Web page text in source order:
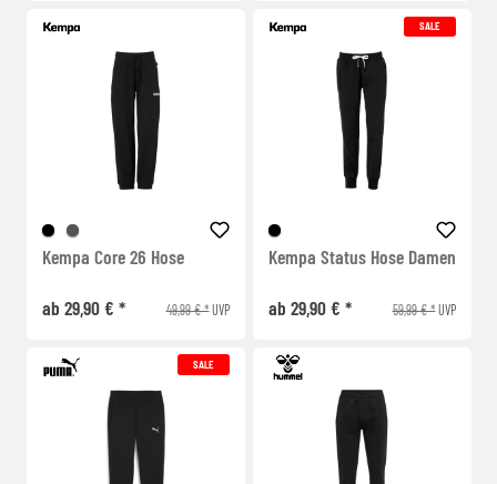
Kempa Core 26 Hose
ab 29,90 € * 49,99 € *UVP
SALE
Kempa Status Hose Damen
ab 29,90 € * 59,99 € *UVP
SALE